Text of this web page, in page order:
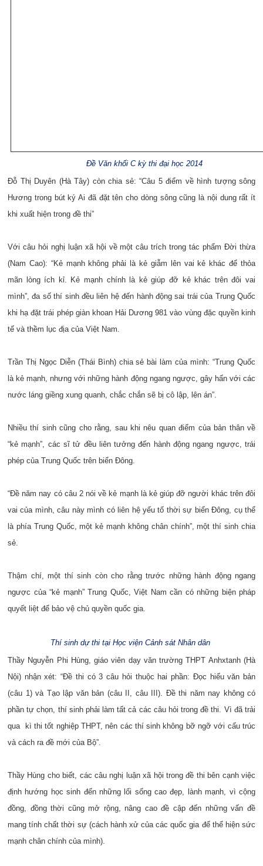
Đề Văn khối C kỳ thi đại học 2014
Đỗ Thị Duyên (Hà Tây) còn chia sẻ: “Câu 5 điểm về hình tượng sông
Hương trong bút ký Ai đã đặt tên cho dòng sông cũng là nội dung rất ít
khi xuất hiện trong đề thi”
Với câu hỏi nghị luận xã hội về một câu trích trong tác phẩm Đời thừa
(Nam Cao): “Kẻ mạnh không phải là kẻ giẫm lên vai kẻ khác để thỏa
mãn lòng ích kỉ. Kẻ mạnh chính là kẻ giúp đỡ kẻ khác trên đôi vai
mình”, đa số thí sinh đều liên hệ đến hành động sai trái của Trung Quốc
khi hạ đặt trái phép giàn khoan Hải Dương 981 vào vùng đặc quyền kinh
tế và thềm lục địa của Việt Nam.
Trần Thị Ngọc Diễn (Thái Bình) chia sẻ bài làm của mình: “Trung Quốc
là kẻ mạnh, nhưng với những hành động ngang ngược, gây hấn với các
nước láng giềng xung quanh, chắc chắn sẽ bị cô lập, lên án”.
Nhiều thí sinh cũng cho rằng, sau khi nêu quan điểm của bản thân về
“kẻ mạnh”, các sĩ tử đều liên tưởng đến hành động ngang ngược, trái
phép của Trung Quốc trên biển Đông.
“Đề năm nay có câu 2 nói về kẻ mạnh là kẻ giúp đỡ người khác trên đôi
vai của mình, câu này mình có liên hệ yếu tố thời sự biển Đông, cụ thể
là phía Trung Quốc, một kẻ mạnh không chân chính”, một thí sinh chia
sẻ.
Thậm chí, một thí sinh còn cho rằng trước những hành động ngang
ngược của “kẻ mạnh” Trung Quốc, Việt Nam cần có những biện pháp
quyết liệt để bảo vệ chủ quyền quốc gia.
Thí sinh dự thi tại Học viện Cảnh sát Nhân dân
Thầy Nguyễn Phi Hùng, giáo viên dạy văn trường THPT Anhxtanh (Hà
Nội) nhận xét: “Đề thi có 3 câu hỏi thuộc hai phần: Đọc hiểu văn bản
(câu 1) và Tạo lập văn bản (câu II, câu III). Đề thi năm nay không có
phần tự chọn, thí sinh phải làm tất cả các câu hỏi trong đề thi. Vì đã trải
qua kì thi tốt nghiệp THPT, nên các thí sinh không bỡ ngỡ với cấu trúc
và cách ra đề mới của Bộ”.
Thầy Hùng cho biết, các câu nghị luận xã hội trong đề thi bên cạnh việc
định hướng học sinh đến những lối sống cao đẹp, lành mạnh, vì cộng
đồng, đồng thời cũng mở rộng, nâng cao đề cập đến những vấn đề
mang tính chất thời sự (cách hành xử của các quốc gia để thể hiện sức
mạnh chân chính của mình).